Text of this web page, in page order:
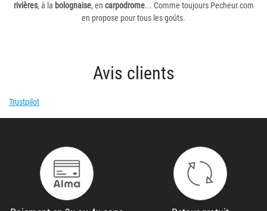
rivières, à la bolognaise, en carpodrome... Comme toujours Pecheur.com
en propose pour tous les goûts.
Avis clients
Trustpilot